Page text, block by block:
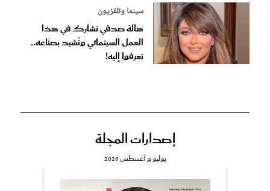
سينما وتلفزيون
هالة صدقي تشارك في هذا
العمل السينمائي وتُشيد بصنّاعه..
تعرفوا إليه!
إصدارات المجلة
يوليو و أغسطس 2026